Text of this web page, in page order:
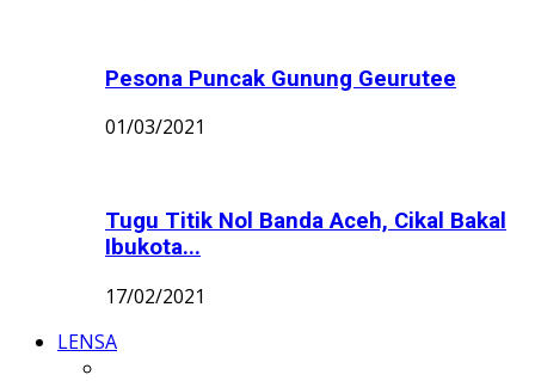
Pesona Puncak Gunung Geurutee
01/03/2021
Tugu Titik Nol Banda Aceh, Cikal Bakal
Ibukota...
17/02/2021
LENSA